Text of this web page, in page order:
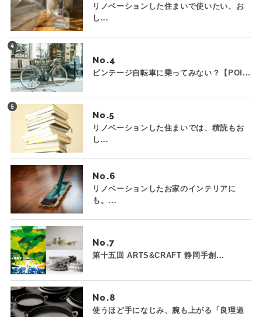
リノベーションした住まいで使いたい、お
し...
No.
ビンテージ自転車に乗ってみない？【POI...
No.
リノベーションした住まいでは、積読もお
し...
No.
リノベーションしたお家のインテリアに
も。...
No.
第十五回 ARTS&CRAFT 静岡手創...
No.
使うほど手になじみ、腕も上がる「良理道